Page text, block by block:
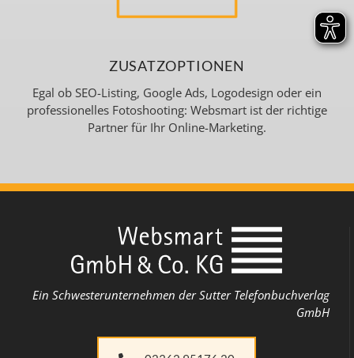
ZUSATZOPTIONEN
Egal ob SEO-Listing, Google Ads, Logodesign oder ein
professionelles Fotoshooting: Websmart ist der richtige
Partner für Ihr Online-Marketing.
Ein Schwesterunternehmen der Sutter Telefonbuchverlag
GmbH